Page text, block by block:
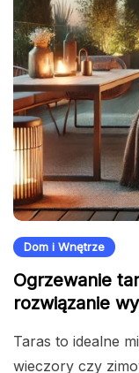
Dom i Wnętrze
Ogrzewanie
rozwiązanie
Taras to idealne
wieczory czy